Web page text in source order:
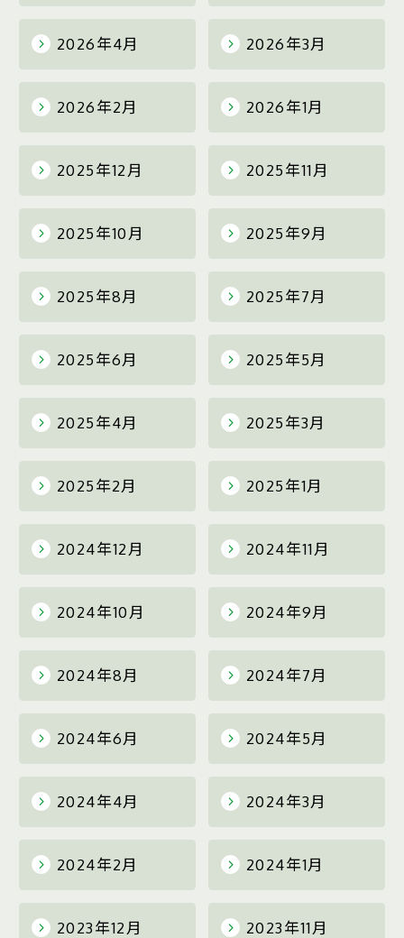
2026年4月 2026年3月
2026年2月 2026年1月
2025年12月 2025年11月
2025年10月 2025年9月
2025年8月 2025年7月
2025年6月 2025年5月
2025年4月 2025年3月
2025年2月 2025年1月
2024年12月 2024年11月
2024年10月 2024年9月
2024年8月 2024年7月
2024年6月 2024年5月
2024年4月 2024年3月
2024年2月 2024年1月
2023年12月 2023年11月